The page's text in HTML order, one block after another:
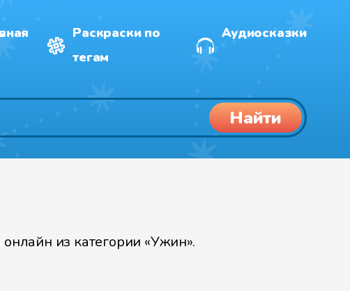
Раскраски по
тегам
Аудиосказки
Найти
из категории «Ужин».